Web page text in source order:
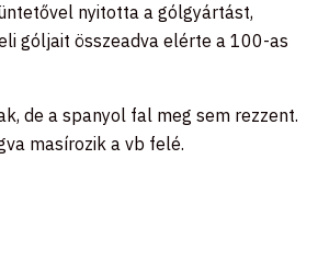
nyitotta a gólgyártást,
góljait összeadva elérte a 100-as
de a spanyol fal meg sem rezzent.
masírozik a vb felé.